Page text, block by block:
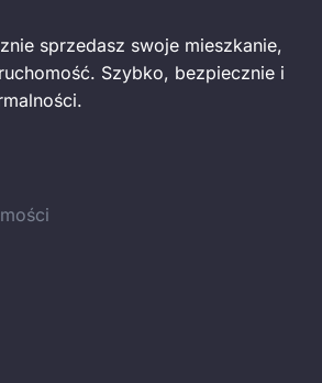
sprzedasz swoje mieszkanie,
Szybko, bezpiecznie i